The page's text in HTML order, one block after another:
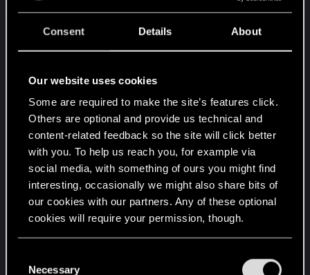
Consent Details About
Our website uses cookies
Some are required to make the site’s features click.
Others are optional and provide us technical and
content-related feedback so the site will click better
with you. To help us reach you, for example via
social media, with something of ours you might find
interesting, occasionally we might also share bits of
our cookies with our partners. Any of these optional
cookies will require your permission, though.
and tweak your preferences regarding them in the
Necessary
Operationsstuhl und seht abhängig vom Implantat
Eine Nebenquest wurde hinzugefügt, die das
neue Cyberware-System für Spieler einführt, die
laden.
WAFFEN
Die einzigartigen Effekte einiger ikonischer
Waffen wurden geändert, um besser zu ihren
Eigenarten zu passen.
Die Animation vom ersten Ausrüsten kann
jetzt jederzeit ausgelöst werden.
- PC: B halten oder Alt doppeltippen, während die